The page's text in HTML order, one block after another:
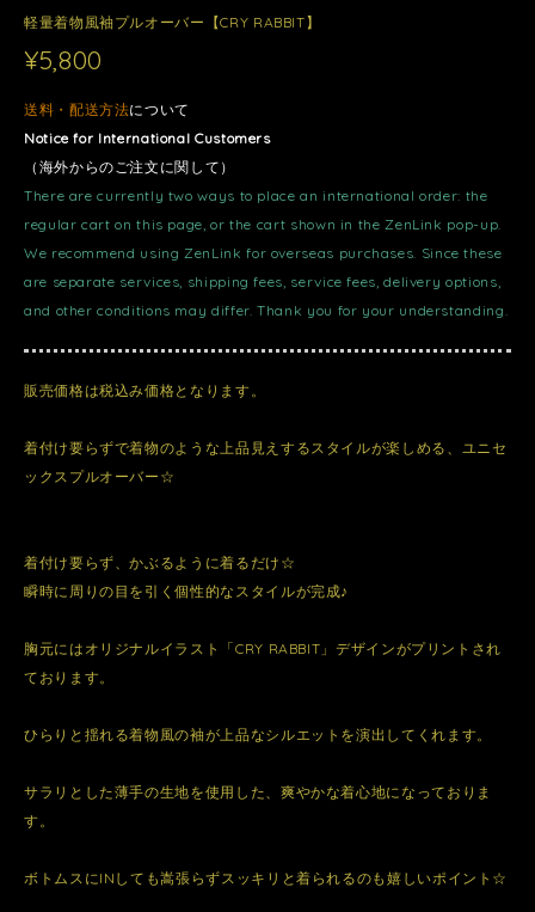
軽量着物風袖プルオーバー【CRY RABBIT】
¥5,800
送料・配送方法について
Notice for International Customers
（海外からのご注文に関して）
There are currently two ways to place an international order: the
regular cart on this page, or the cart shown in the ZenLink pop-up.
We recommend using ZenLink for overseas purchases. Since these
are separate services, shipping fees, service fees, delivery options,
and other conditions may differ. Thank you for your understanding.
販売価格は税込み価格となります。
着付け要らずで着物のような上品見えするスタイルが楽しめる、ユニセ
ックスプルオーバー☆
着付け要らず、かぶるように着るだけ☆
瞬時に周りの目を引く個性的なスタイルが完成♪
胸元にはオリジナルイラスト「CRY RABBIT」デザインがプリントされ
ております。
ひらりと揺れる着物風の袖が上品なシルエットを演出してくれます。
サラリとした薄手の生地を使用した、爽やかな着心地になっておりま
す。
ボトムスにINしても嵩張らずスッキリと着られるのも嬉しいポイント☆